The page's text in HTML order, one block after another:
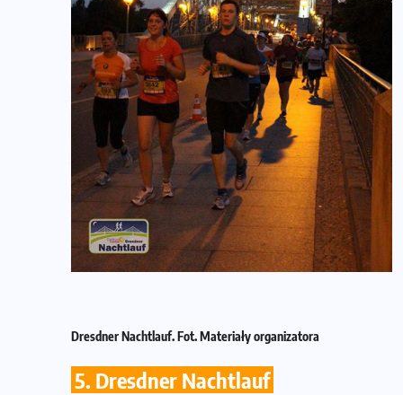
Dresdner Nachtlauf. Fot. Materiały organizatora
5. Dresdner Nachtlauf